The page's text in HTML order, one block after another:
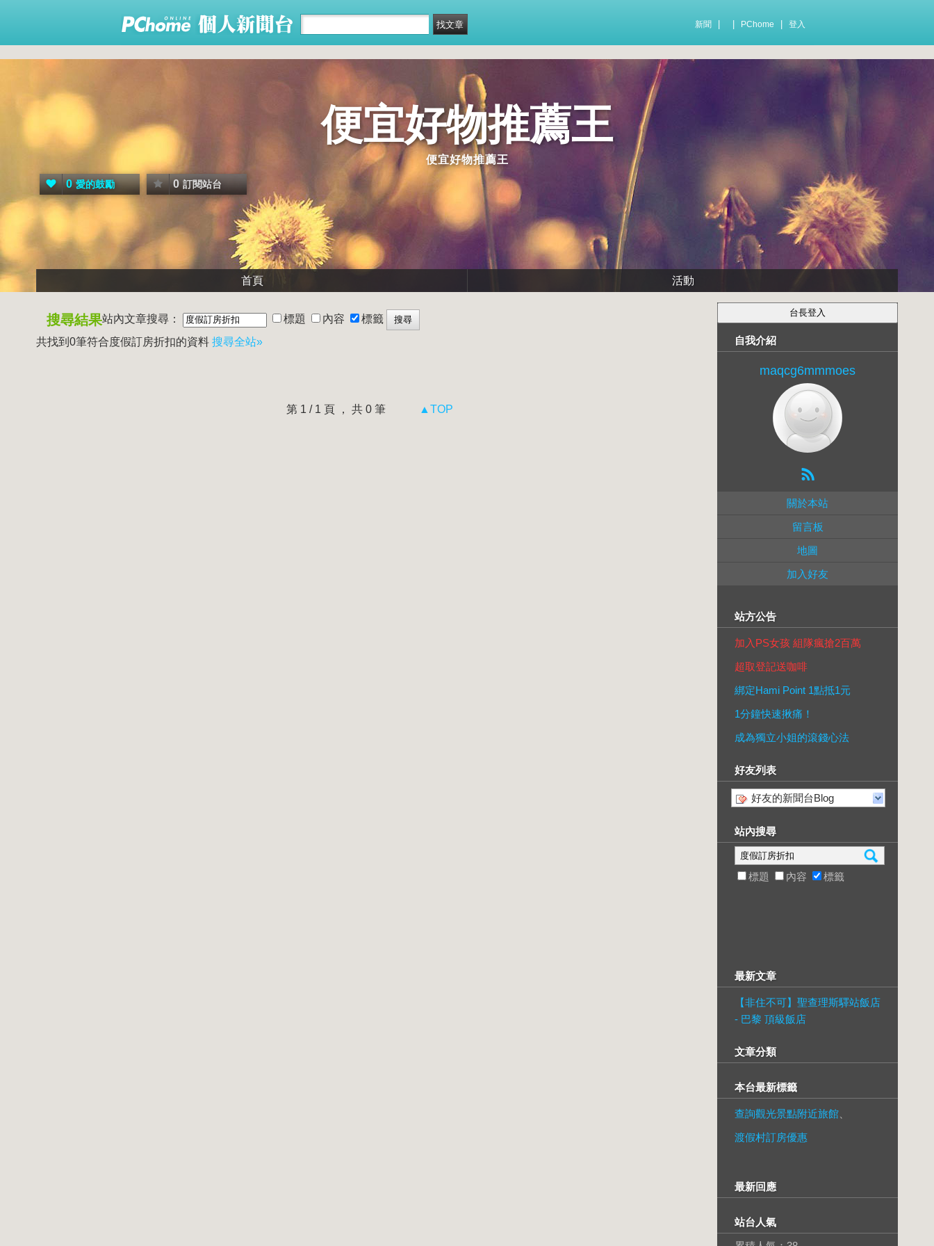
新聞 PChome 登入
便宜好物推薦王
便宜好物推薦王
0 愛的鼓勵 0 訂閱站台
首頁 活動
搜尋結果站內文章搜尋： 標題 內容
標籤
共找到0筆符合度假訂房折扣的資料 搜尋全站»
第 1 / 1 頁 ， 共 0 筆 ▲TOP
自我介紹
maqcg6mmmoes
關於本站
留言板
地圖
加入好友
站方公告
加入PS女孩 組隊瘋搶2百萬
超取登記送咖啡
綁定Hami Point 1點抵1元
1分鐘快速揪痛！
成為獨立小姐的滾錢心法
好友列表
好友的新聞台Blog
站內搜尋
標題 內容 標籤
最新文章
【非住不可】聖查理斯驛站飯店
- 巴黎 頂級飯店
文章分類
本台最新標籤
查詢觀光景點附近旅館
渡假村訂房優惠
最新回應
站台人氣